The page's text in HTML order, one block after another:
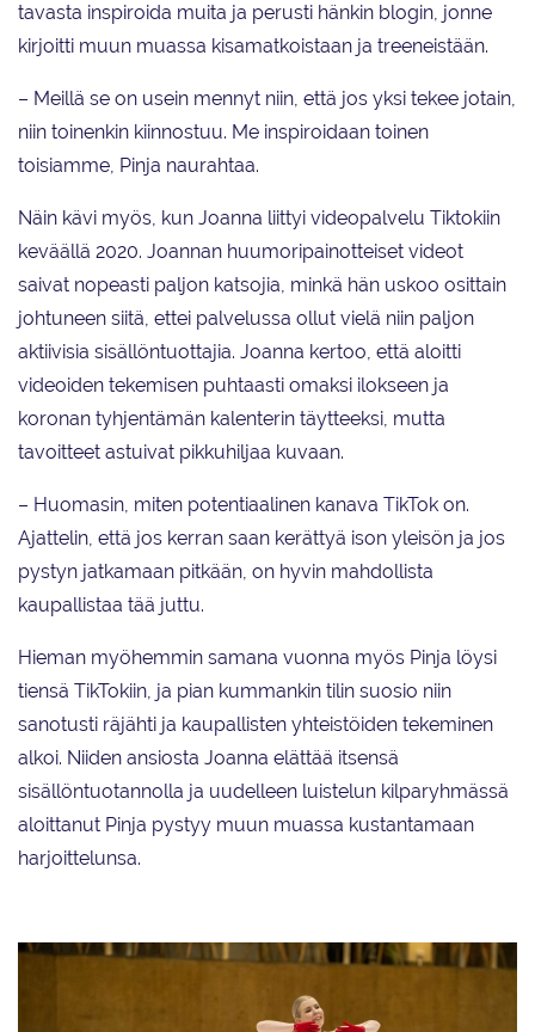
tavasta inspiroida muita ja perusti hänkin blogin, jonne
kirjoitti muun muassa kisamatkoistaan ja treeneistään.
– Meillä se on usein mennyt niin, että jos yksi tekee jotain,
niin toinenkin kiinnostuu. Me inspiroidaan toinen
toisiamme, Pinja naurahtaa.
Näin kävi myös, kun Joanna liittyi videopalvelu Tiktokiin
keväällä 2020. Joannan huumoripainotteiset videot
saivat nopeasti paljon katsojia, minkä hän uskoo osittain
johtuneen siitä, ettei palvelussa ollut vielä niin paljon
aktiivisia sisällöntuottajia. Joanna kertoo, että aloitti
videoiden tekemisen puhtaasti omaksi ilokseen ja
koronan tyhjentämän kalenterin täytteeksi, mutta
tavoitteet astuivat pikkuhiljaa kuvaan.
– Huomasin, miten potentiaalinen kanava TikTok on.
Ajattelin, että jos kerran saan kerättyä ison yleisön ja jos
pystyn jatkamaan pitkään, on hyvin mahdollista
kaupallistaa tää juttu.
Hieman myöhemmin samana vuonna myös Pinja löysi
tiensä TikTokiin, ja pian kummankin tilin suosio niin
sanotusti räjähti ja kaupallisten yhteistöiden tekeminen
alkoi. Niiden ansiosta Joanna elättää itsensä
sisällöntuotannolla ja uudelleen luistelun kilparyhmässä
aloittanut Pinja pystyy muun muassa kustantamaan
harjoittelunsa.